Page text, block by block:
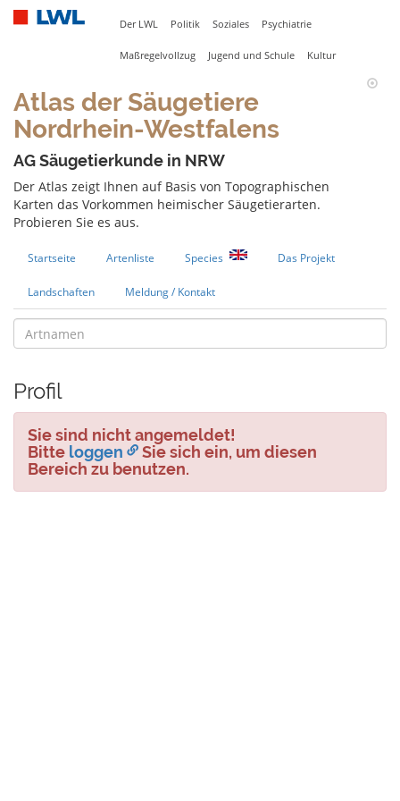
Der LWL Politik Soziales Psychiatrie
Maßregelvollzug Jugend und Schule Kultur
Atlas der Säugetiere
Nordrhein-Westfalens
AG Säugetierkunde in NRW
Der Atlas zeigt Ihnen auf Basis von Topographischen
Karten das Vorkommen heimischer Säugetierarten.
Probieren Sie es aus.
Startseite Artenliste Species Das Projekt
Landschaften Meldung / Kontakt
Profil
Sie sind nicht angemeldet!
Bitte loggen
Sie sich ein, um diesen
Bereich zu benutzen.